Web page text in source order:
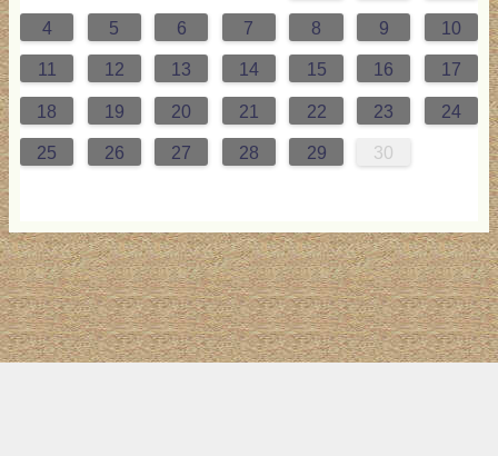
4 5 6 7 8 9 10
11 12 13 14 15 16 17
18 19 20 21 22 23 24
25 26 27 28 29 30